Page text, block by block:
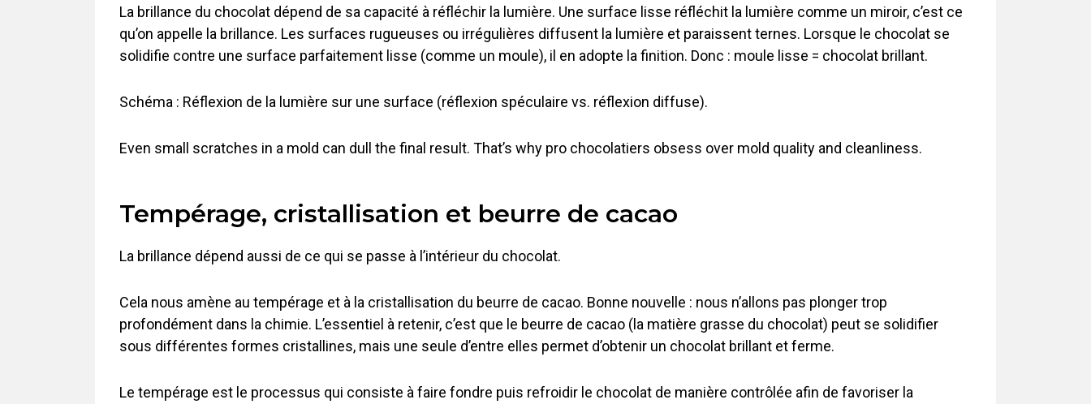
La brillance du chocolat dépend de sa capacité à réfléchir la lumière. Une surface lisse réfléchit la lumière comme un miroir, c’est ce
qu’on appelle la brillance. Les surfaces rugueuses ou irrégulières diffusent la lumière et paraissent ternes. Lorsque le chocolat se
solidifie contre une surface parfaitement lisse (comme un moule), il en adopte la finition. Donc : moule lisse = chocolat brillant.
Schéma : Réflexion de la lumière sur une surface (réflexion spéculaire vs. réflexion diffuse).
Even small scratches in a mold can dull the final result. That’s why pro chocolatiers obsess over mold quality and cleanliness.
Tempérage, cristallisation et beurre de cacao
La brillance dépend aussi de ce qui se passe à l’intérieur du chocolat.
Cela nous amène au tempérage et à la cristallisation du beurre de cacao. Bonne nouvelle : nous n’allons pas plonger trop
profondément dans la chimie. L’essentiel à retenir, c’est que le beurre de cacao (la matière grasse du chocolat) peut se solidifier
sous différentes formes cristallines, mais une seule d’entre elles permet d’obtenir un chocolat brillant et ferme.
Le tempérage est le processus qui consiste à faire fondre puis refroidir le chocolat de manière contrôlée afin de favoriser la